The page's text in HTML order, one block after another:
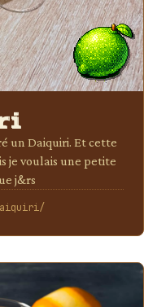
un Daiquiri. Et cette
je voulais une petite
j&rs